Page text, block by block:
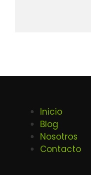
Inicio
Blog
Nosotros
Contacto